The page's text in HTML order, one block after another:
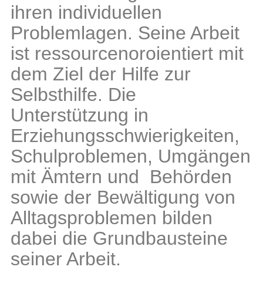
ihren individuellen
Problemlagen. Seine Arbeit
ist ressourcenoroientiert mit
dem Ziel der Hilfe zur
Selbsthilfe. Die
Unterstützung in
Erziehungsschwierigkeiten,
Schulproblemen, Umgängen
mit Ämtern und Behörden
sowie der Bewältigung von
Alltagsproblemen bilden
dabei die Grundbausteine
seiner Arbeit.